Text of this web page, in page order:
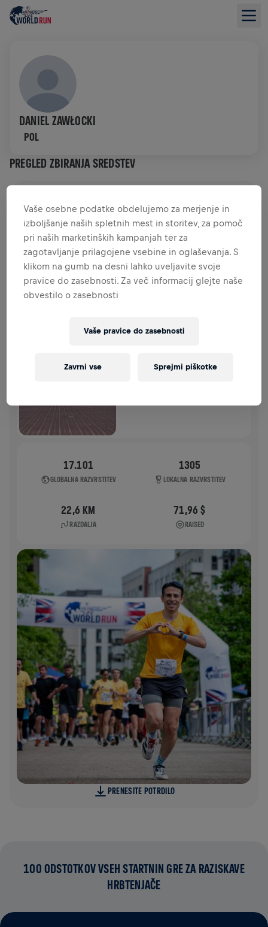
DANIEL ZAWŁOCKI
POL
PREGLED ZBIRANJA SREDSTEV
ZBRANA SREDSTVA DONIRAJTE
Donirajte in naredite razliko! 100 odstotkov vaše
donacije je namenjenih raziskavam hrbtenjače.
ZGODOVINA
WINGS FOR LIFE WORLD RUN
17.101
GLOBALNA RAZVRSTITEV
1305
LOKALNA RAZVRSTITEV
22,6 KM
RAZDALJA
71,96 $
RAISED
PRENESITE POTRDILO
100 ODSTOTKOV VSEH STARTNIN GRE ZA RAZISKAVE
HRBTENJAČE
Vaše osebne podatke obdelujemo za merjenje in
izboljšanje naših spletnih mest in storitev, za pomoč
pri naših marketinških kampanjah ter za
zagotavljanje prilagojene vsebine in oglaševanja. S
klikom na gumb na desni lahko uveljavite svoje
pravice do zasebnosti. Za več informacij glejte naše
obvestilo o zasebnosti
Vaše pravice do zasebnosti
Zavrni vse Sprejmi piškotke